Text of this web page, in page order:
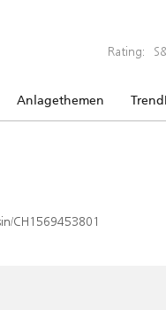
Rating:
Anlagethemen
CH1569453801